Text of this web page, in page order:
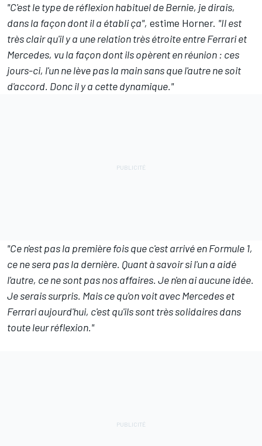
"C'est le type de réflexion habituel de Bernie, je dirais,
dans la façon dont il a établi ça", estime Horner. "Il est
très clair qu'il y a une relation très étroite entre Ferrari et
Mercedes, vu la façon dont ils opèrent en réunion : ces
jours-ci, l'un ne lève pas la main sans que l'autre ne soit
d'accord. Donc il y a cette dynamique."
"Ce n'est pas la première fois que c'est arrivé en Formule 1,
ce ne sera pas la dernière. Quant à savoir si l'un a aidé
l'autre, ce ne sont pas nos affaires. Je n'en ai aucune idée.
Je serais surpris. Mais ce qu'on voit avec Mercedes et
Ferrari aujourd'hui, c'est qu'ils sont très solidaires dans
toute leur réflexion."